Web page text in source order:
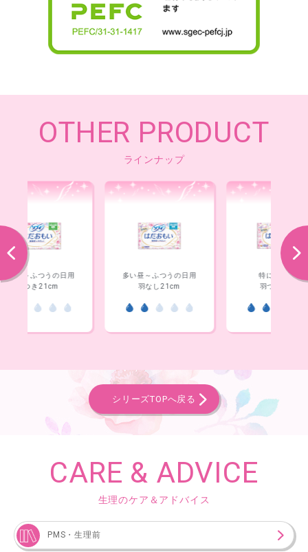
OTHER PRODUCT
ラインナップ
多い昼～ふつうの日用
特に多い昼用
前へ 次へ
シリーズTOPへ戻る
CARE & ADVICE
生理のケア＆アドバイス
PMS・生理前